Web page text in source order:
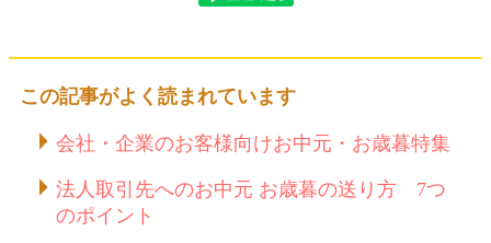
この記事がよく読まれています
会社・企業のお客様向けお中元・お歳暮特集
法人取引先へのお中元 お歳暮の送り方 7つ
のポイント